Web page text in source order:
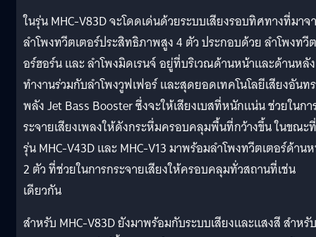
ในรุ่น MHC-V83D จะโดดเด่นด้วยระบบเสียงรอบทิศทางที่มาจ
ลำโพงทวีตเตอร์ประสิทธิภาพสูง 4 ตัว ประกอบด้วย ลำโพงทวี
อร์ฮอร์น และ ลำโพงมิดเรนจ์ อยู่ที่บริเวณด้านหน้าและด้านหลัง
ทำงานร่วมกับลำโพงวูฟเฟอร์ และสุดยอดเทคโนโลยีเสียงอันท
พลัง Jet Bass Booster ซึ่งจะให้เสียงเบสที่หนักแน่น ช่วยในก
ระจายเสียงเพลงให้ดังกระหึ่มครอบคลุมพื้นที่กว้างขึ้น ในขณะที่
รุ่น MHC-V43D และ MHC-V13 มาพร้อมลำโพงทวีตเตอร์ด้าน
2 ตัว ที่ช่วยในการกระจายเสียงให้ครอบคลุมทั่วสถานที่เช่น
เดียวกัน
สำหรับ MHC-V83D ยังมาพร้อมกับระบบเสียงและแสงสี สำหรับ